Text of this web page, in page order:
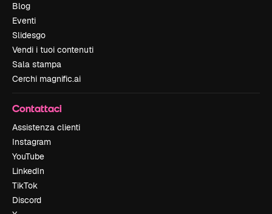
Blog
Eventi
Slidesgo
Vendi i tuoi contenuti
Sala stampa
Cerchi magnific.ai
Contattaci
Assistenza clienti
Instagram
YouTube
LinkedIn
TikTok
Discord